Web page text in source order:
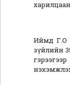
Иймд Г.О
зүйлийн